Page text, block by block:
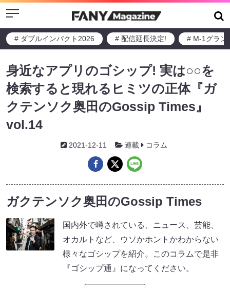
Menu
# ダブルインパクト2026 # 配信延長決定! # M-1グラン
身近なアプリのゴシップ! 実は○○を
検索すると現れるヒミツの正体『ガ
クテンソク奥田のGossip Times』
vol.14
2021-12-11 連載 コラム
ガクテンソク奥田のGossip Times
国内外で噂されている、ニュース、芸能、
オカルトなど、ウソかホントかわからない
様々なゴシップを紹介。このコラムで是非
『ゴシップ通』になってください。